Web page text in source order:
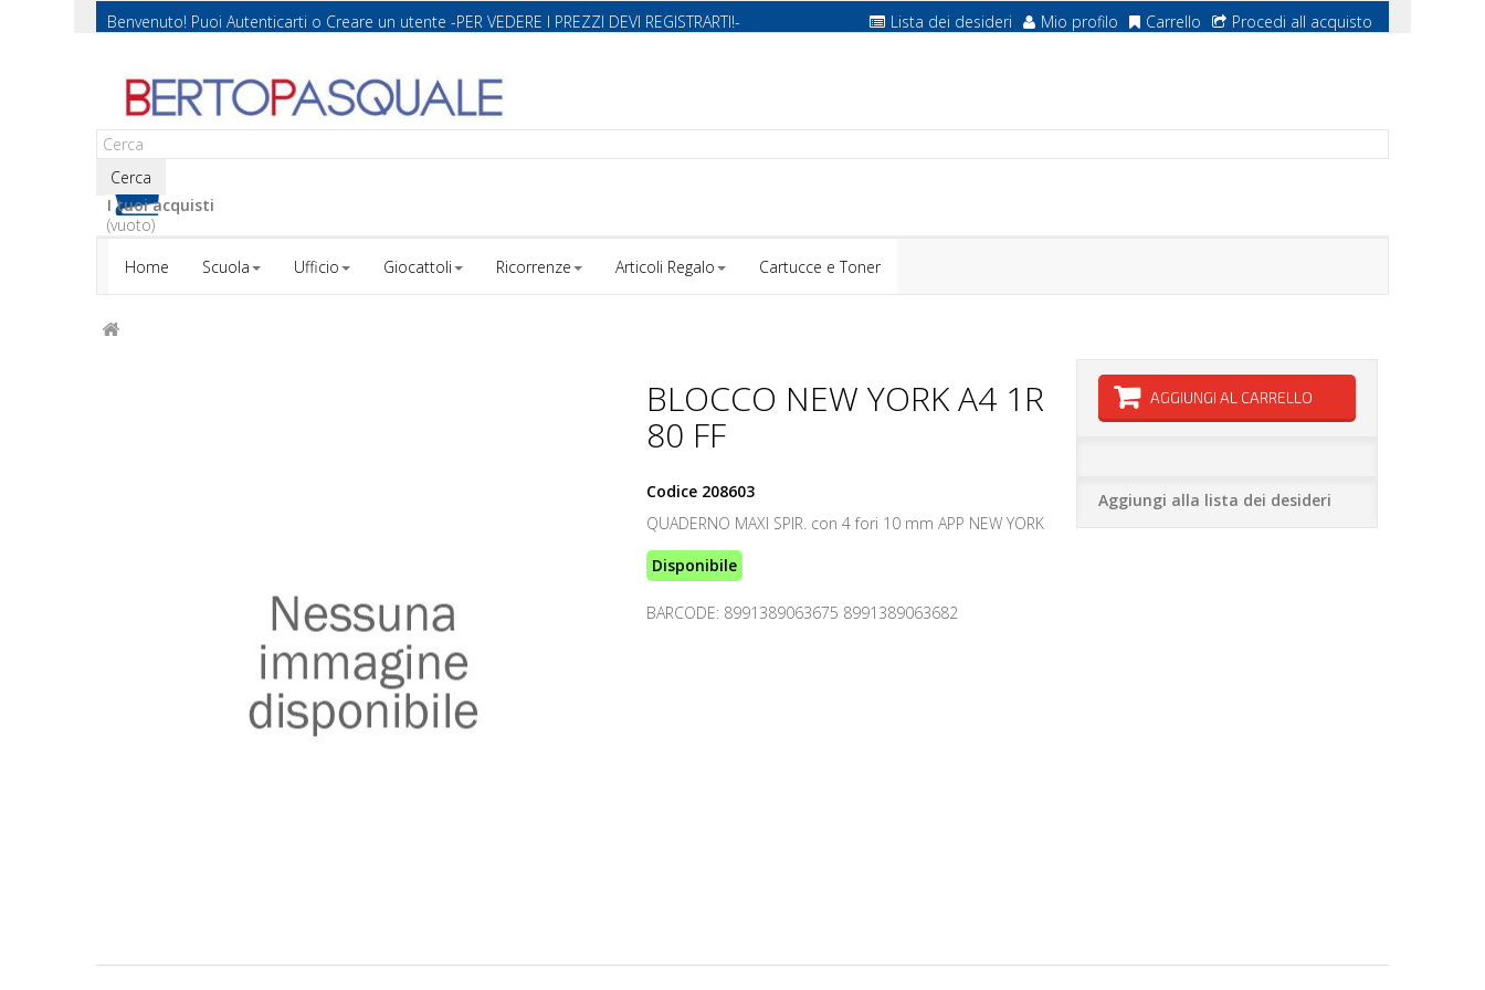
Benvenuto! Puoi Autenticarti o Creare un utente -PER VEDERE I PREZZI DEVI REGISTRARTI!- Lista dei desideri Mio profilo Carrello Procedi all acquisto
Cerca
I tuoi acquisti
(vuoto)
Home
Scuola Ufficio Giocattoli Ricorrenze Articoli Regalo Cartucce e Toner
BLOCCO NEW YORK A4 1R
80 FF
Codice 208603
QUADERNO MAXI SPIR. con 4 fori 10 mm APP NEW YORK
Disponibile
BARCODE: 8991389063675 8991389063682
AGGIUNGI AL CARRELLO
Aggiungi alla lista dei desideri